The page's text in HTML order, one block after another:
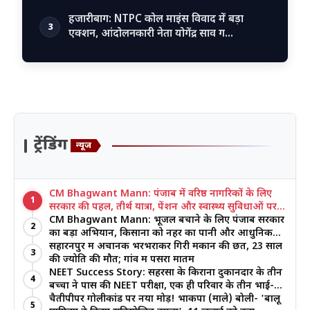
3
हजारीबाग: NTPC कोल माइंस विवाद में बड़ा
एक्शन, आंदोलनकारी नेता योगेंद्र साव ग…
ट्रेंडिंग न्यूज
1
CM Bhagwant Mann: पंजाब में वरिष्ठ नागरिकों के लिए
सरकार की पहल, तीर्थ यात्रा, पेंशन और स्वास्थ्य सुविधाओं पर
जोर
2
CM Bhagwant Mann: भूजल बचाने के लिए पंजाब सरकार
का बड़ा अभियान, किसानों को नहर का पानी और आधुनिक
खेती का मिल रहा लाभ
3
सहारनपुर में अचानक भरभराकर गिरी मकान की छत, 23 साल
की ज्योति की मौत; गांव में पसरा मातम
4
NEET Success Story: सहरसा के किराना दुकानदार के तीन
बच्चों ने पास की NEET परीक्षा, एक ही परिवार के तीन भाई-
बहनों ने रचा इतिहास
5
चैतीपीपर गोलीकांड पर नया मोड़! भाकपा (माले) बोली- 'बालू